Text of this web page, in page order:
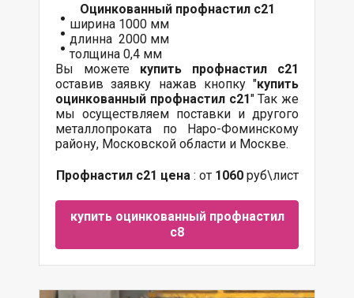
Оцинкованныйпрофнастил с21
ширина 1000 мм
длинна 2000 мм
толщина 0,4 мм
Вы можете купить профнастил с21
оставив заявку нажав кнопку "купить
оцинкованный профнастил с21" Так же
мы осуществляем поставки и другого
металлопроката по Наро-Фоминскому
району, Московской области и Москве.
Профнастил с21 цена : от1060 руб\лист
купить оцинкованный профнастил
с8